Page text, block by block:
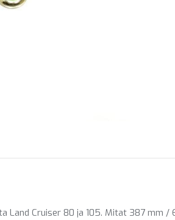
Land Cruiser 80 ja 105. Mitat 387 mm /